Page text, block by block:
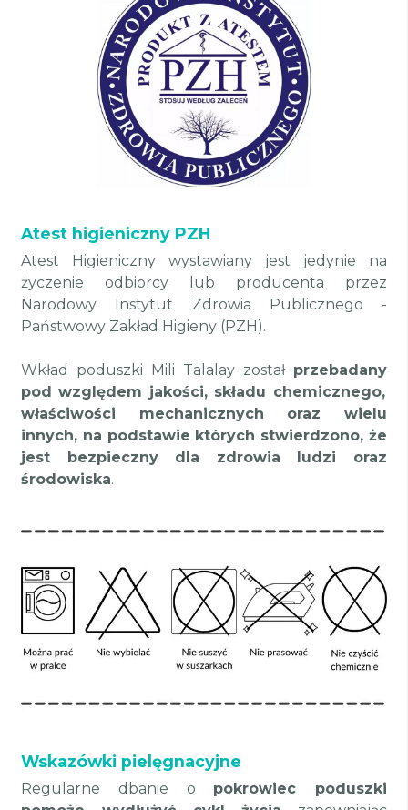
Atest higieniczny PZH
Atest Higieniczny wystawiany jest jedynie na
życzenie odbiorcy lub producenta przez
Narodowy Instytut Zdrowia Publicznego -
Państwowy Zakład Higieny (PZH).
Wkład poduszki Mili Talalay został przebadany
pod względem jakości, składu chemicznego,
właściwości mechanicznych oraz wielu
innych, na podstawie których stwierdzono, że
jest bezpieczny dla zdrowia ludzi oraz
środowiska.
Wskazówki pielęgnacyjne
Regularne dbanie o pokrowiec poduszki